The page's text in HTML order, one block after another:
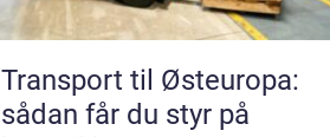
Transport til Østeuropa:
sådan får du styr på